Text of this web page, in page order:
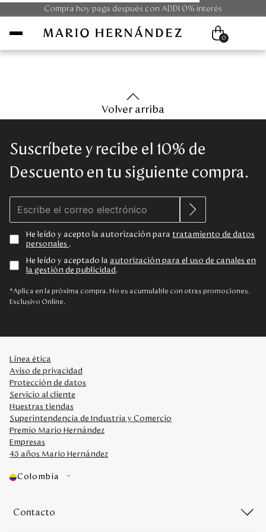
Compra hoy paga después con ADDI 0% interés
Hombre
Unisex
Colecciones
Outlet
Disney
Servicio al cliente
Nuestras Tiendas
Colombia
Panamá
0
Volver arriba
Suscríbete y recibe el 10% de
Descuento en tu siguiente compra.
He leído y acepto la autorización para tratamiento de datos
personales .
He leído y aceptado la autorización para el uso de canales en
la gestión de publicidad .
*Aplica en la próxima compra. No es acumulable con otras promociones.
Exclusivo Online.
Línea ética
Aviso de privacidad
Protección de datos
Servicio al cliente
Nuestras tiendas
Superintendencia de Industria y Comercio
Premio Mario Hernández
Empresas
45 años Mario Hernández
Colombia
Contacto